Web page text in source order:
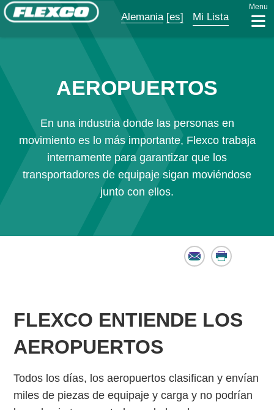
Alemania [es] Mi Lista
Menu
AEROPUERTOS
En una industria donde las personas en
movimiento es lo más importante, Flexco trabaja
internamente para garantizar que los
transportadores de equipaje sigan moviéndose
junto con ellos.
Email Print
FLEXCO ENTIENDE LOS
AEROPUERTOS
Todos los días, los aeropuertos clasifican y envían
miles de piezas de equipaje y carga y no podrían